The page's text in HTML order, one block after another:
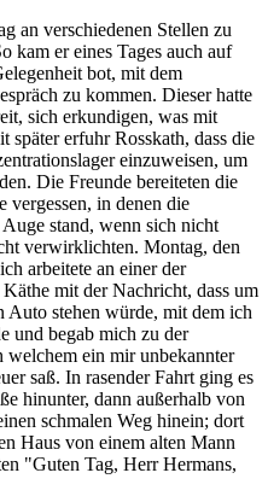
an verschiedenen Stellen zu
kam er eines Tages auch auf
bot, mit dem
zu kommen. Dieser hatte
sich erkundigen, was mit
später erfuhr Rosskath, dass die
einzuweisen, um
Die Freunde bereiteten die
in denen die
stand, wenn sich nicht
verwirklichten. Montag, den
arbeitete an einer der
mit der Nachricht, dass um
Auto stehen würde, mit dem ich
und begab mich zu der
welchem ein mir unbekannter
saß. In rasender Fahrt ging es
hinunter, dann außerhalb von
schmalen Weg hinein; dort
Haus von einem alten Mann
"Guten Tag, Herr Hermans,